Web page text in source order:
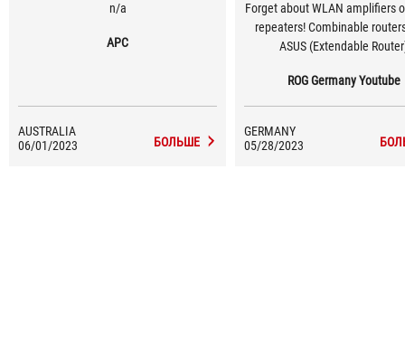
n/a
APC
AUSTRALIA
06/01/2023
БОЛЬШЕ
Forget about WLAN amplifiers
repeaters! Combinable
ASUS (Extendable
ROG Germany Youtube
GERMANY
05/28/2023